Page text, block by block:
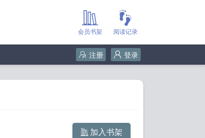
阅读记录
会员书架
登录
注册
加入书架